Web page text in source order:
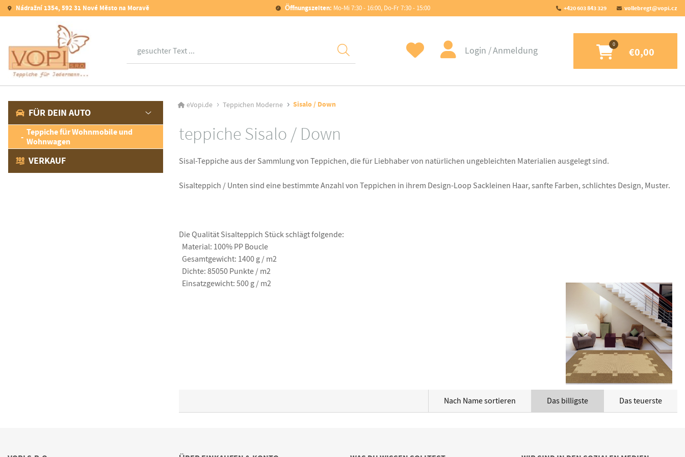
Nádražní 1354, 592 31 Nové Město na Moravě Öffnungszeiten: Mo-Mi 7:30 - 16:00, Do-Fr 7:30 - 15:00 +420 603 843 329 vollebregt@vopi.cz
Login Anmeldung €0,00
FÜR DEIN AUTO
Teppiche für Wohnmobile und
Wohnwagen
VERKAUF
eVopi.de Teppichen Moderne Sisalo / Down
teppiche Sisalo / Down
Sisal-Teppiche aus der Sammlung von Teppichen, die für Liebhaber von natürlichen ungebleichten Materialien ausgelegt sind.
Sisalteppich / Unten sind eine bestimmte Anzahl von Teppichen in ihrem Design-Loop Sackleinen Haar, sanfte Farben, schlichtes Design, Muster.
Die Qualität Sisalteppich Stückschlägt folgende:
Material: 100% PP Boucle
Gesamtgewicht: 1400 g / m2
Dichte: 85050 Punkte / m2
Einsatzgewicht: 500 g / m2
Nach Name sortieren Das billigste Das teuerste